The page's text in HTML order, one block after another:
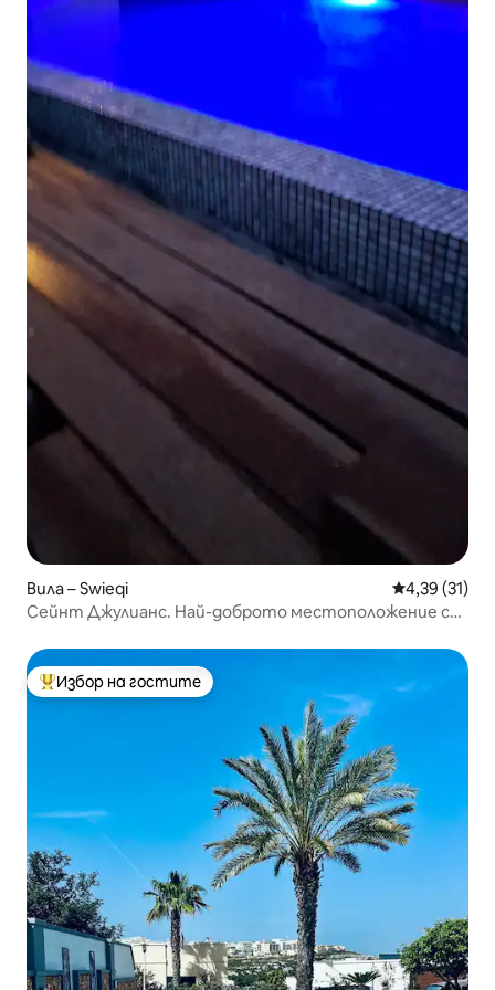
Вила – Swieqi Средна
4,39 (31)
Сейнт Джулианс. Най-доброто местоположение с
Най-популярен избор на гостите
Избор на гостите